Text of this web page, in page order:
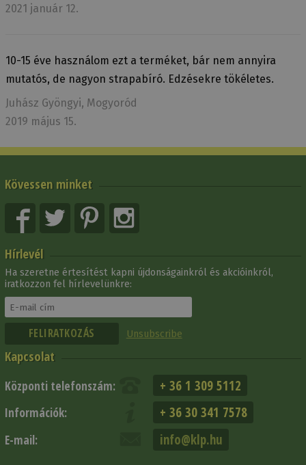
2021 január 12.
10-15 éve használom ezt a terméket, bár nem annyira
mutatós, de nagyon strapabíró. Edzésekre tökéletes.
Juhász Gyöngyi, Mogyoród
2019 május 15.
Kövessen minket
Hírlevél
Ha szeretne értesítést kapni újdonságainkról és akcióinkról,
iratkozzon fel hírlevelünkre:
Unsubscribe
Kapcsolat
Központi telefonszám: + 36 1 309 5112
Információk: + 36 30 341 7578
E-mail: info@klp.hu